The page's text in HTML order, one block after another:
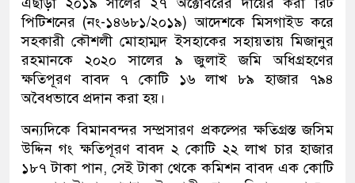
পিটিশনের (নং-১৪৬৮১/২০১৯) আদেশকে মিসগাইড করে
সহকারী কৌশলী মোহাম্মদ ইসহাকের সহায়তায় মিজানুর
রহমানকে ২০২০ সালের ৯ জুলাই জমি অধিগ্রহণের
ক্ষতিপূরণ বাবদ ৭ কোটি ১৬ লাখ ৮৯ হাজার ৭৯৪
অবৈধভাবে প্রদান করা হয়।
অন্যদিকে বিমানবন্দর সম্প্রসারণ প্রকল্পের ক্ষতিগ্রস্ত জসিম
উদ্দিন গং ক্ষতিপূরণ বাবদ ২ কোটি ২২ লাখ চার হাজার
১৮৭ টাকা পান, সেই টাকা থেকে কমিশন বাবদ এক কোটি